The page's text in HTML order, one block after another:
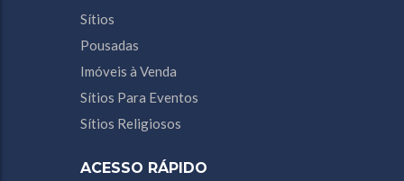
Sítios
Pousadas
Imóveis à Venda
Sítios Para Eventos
Sítios Religiosos
ACESSO RÁPIDO